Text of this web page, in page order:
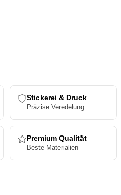
Stickerei & Druck
Präzise Veredelung
Premium Qualität
Beste Materialien